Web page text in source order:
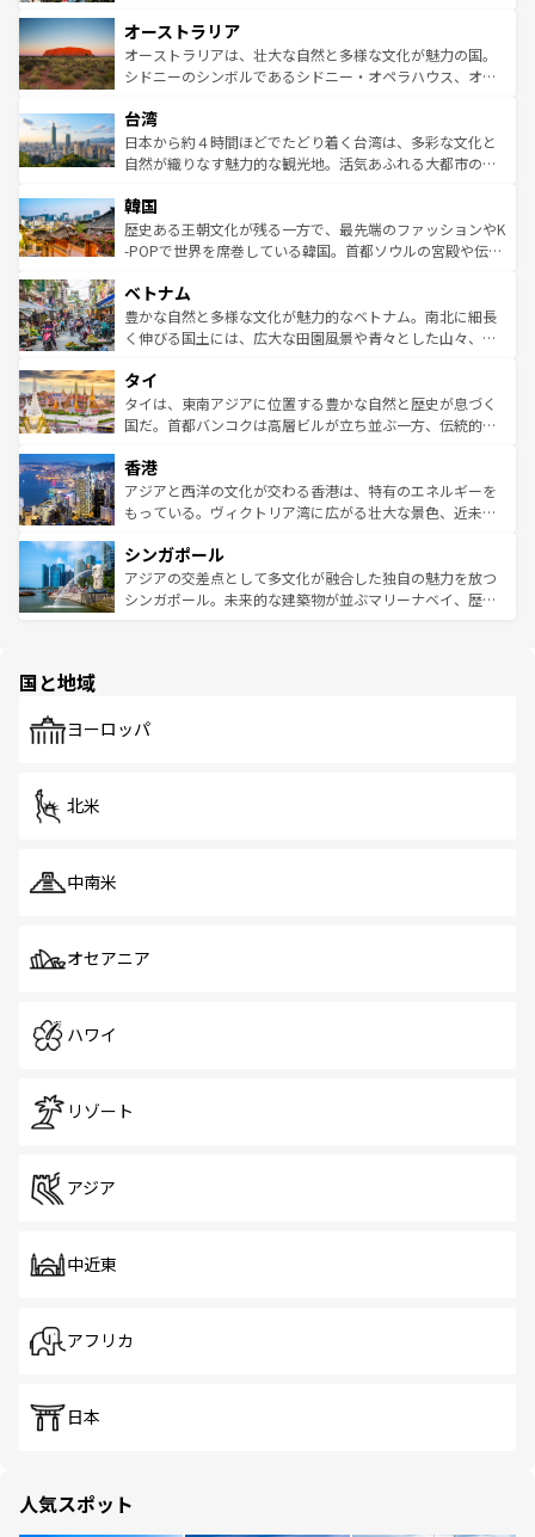
部のニューオーリンズでは、音楽と美食が融合した独特の
文化が魅力。旅行者はアメリカの各地域で異なる魅力を楽
しみながら、その多様性と豊かな歴史を感じることができ
ならではの贅沢な旅のスタイルだ。 なお、新着のアメリカ
情報はコンテンツ一覧を参照してほしい。
ワイ島は見逃せない。また、定番の観光地といえばオアフ
島だが、静かな自然を求めるならマウイ島やカウアイ島が
おすすめ。エメラルドグリーンに輝く海をはじめ、豊かな
れるおもてなしの心で訪れる人々を迎えてくれるハワイの
人々、おいしいローカルフードやハワイアンミュージッ
ク、伝統的なフラダンスなど、すべてがハワイの魅力を彩
ワイを、存分に味わってほしい。 なお、新着のハワイ情報
はコンテンツ一覧を参照してほしい。
オーストラリア
オーストラリアは、壮大な自然と多様な文化が魅力の国。
シドニーのシンボルであるシドニー・オペラハウス、オー
リアリーフや大陸中央部にそびえるウルル（エアーズロッ
ク）、タスマニアの美しい原生林やケアンズの熱帯雨林な
ど、見どころがたくさん。また、カフェやワイン、オージ
いる。アクティビティも充実しており、サーフィンやダイ
ビング、ハイキングなど、アウトドア好きにはたまらな
い。オーストラリアの多彩な魅力を存分に味わいつくそ
参照してほしい。
台湾
日本から約４時間ほどでたどり着く台湾は、多彩な文化と
自然が織りなす魅力的な観光地。活気あふれる大都市の台
ン）、静ひつな山岳地帯である台湾東部など、都市の喧騒
と山間の静けさが共存しており、訪れる人に新しい発見と
驚きをもたらしてくれる。また、奥深い台湾の食文化も魅
容にもいいと評判のスイーツなど、バラエティ豊かな料理
が味わえる。 なお、新着の台湾情報は コンテンツ一覧を参
照してほしい。
韓国
歴史ある王朝文化が残る一方で、最先端のファッションやK
-POPで世界を席巻している韓国。首都ソウルの宮殿や伝統
き、地方に足を延ばせば四季折々の自然美を楽しむことが
できる。そして、キムチや焼肉、絶品のストリートフード
まで、さまざまな韓国料理が待っている。夜には、韓国な
リティに包まれながら、韓国の多彩な魅力を心ゆくまで味
わってみてほしい。 なお、新着の韓国情報はコンテンツ一
覧を参照してほしい。
ベトナム
豊かな自然と多様な文化が魅力的なベトナム。南北に細長
く伸びる国土には、広大な田園風景や青々とした山々、世
急速な発展と共に伝統が息づく。ハノイの古い町並みやホ
ーチミン市のフランス統治時代の建物も、独特の雰囲気を
醸し出している。また、バラエティの豊かさとおいしさで
とつ。フォーやバインミー、ベトナムコーヒーなどは、ぜ
ひ現地で味わいたい。どの地域を訪れてもあたたかい人々
が旅行者を迎えてくれるので、きっと忘れられない旅にな
参照してほしい。
タイ
タイは、東南アジアに位置する豊かな自然と歴史が息づく
国だ。首都バンコクは高層ビルが立ち並ぶ一方、伝統的な
の活気が交差している。北部ではチェンマイなどの山岳地
帯で自然と触れ合い、南部ではプーケットやクラビの美し
いビーチでリゾート気分を楽しむことができる。タイ料理
激する。気候は一年中温暖で、どの季節にも異なる楽しみ
が待っている。親しみやすいタイの人々、仏教を中心とし
た文化、そして多様な観光資源が、訪れる旅人を魅了し続
香港
アジアと西洋の文化が交わる香港は、特有のエネルギーを
もっている。ヴィクトリア湾に広がる壮大な景色、近未来
み、どこを訪れても感動するはず。観光スポットが密集し
ており、効率よく見どころを回れるのも魅力。息をのむよ
うな絶景から文化的な体験まで、香港を存分に楽しみ尽く
シンガポール
アジアの交差点として多文化が融合した独自の魅力を放つ
シンガポール。未来的な建築物が並ぶマリーナベイ、歴史
で、ホーカーズは地元の風情を楽しめる外せないスポット
国と地域
ヨーロッパ
北米
中南米
オセアニア
ハワイ
リゾート
アジア
中近東
アフリカ
日本
人気スポット